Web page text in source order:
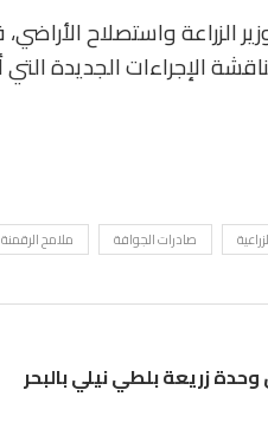
الزراعة واستصلاح
الإجراءات الجديدة التي
صادرات الجوافة ملامح
2 مليون وحدة زريعة بلطي نيلي بالبحر